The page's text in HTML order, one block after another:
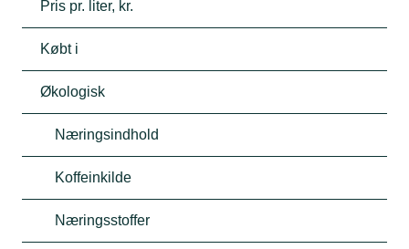
Pris pr. liter, kr.
Købt i
Økologisk
Næringsindhold
Koffeinkilde
Næringsstoffer